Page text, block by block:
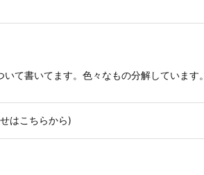
て書いてます。色々なもの分解しています。
はこちらから)